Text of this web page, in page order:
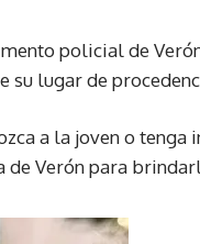
policial de
su lugar de
a la joven o
Verón para